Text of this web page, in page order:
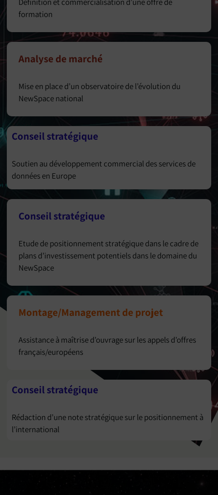
formation
Analyse de marché
Mise en place d’un observatoire de l’évolution du
NewSpace national
Conseil stratégique
Soutien au développement commercial des services de
données en Europe
Conseil stratégique
Etude de positionnement stratégique dans le cadre de
plans d’investissement potentiels dans le domaine du
NewSpace
Montage/Management de projet
Assistance à maîtrise d’ouvrage sur les appels d’offres
français/européens
Conseil stratégique
Rédaction d’une note stratégique sur le positionnement à
l’international